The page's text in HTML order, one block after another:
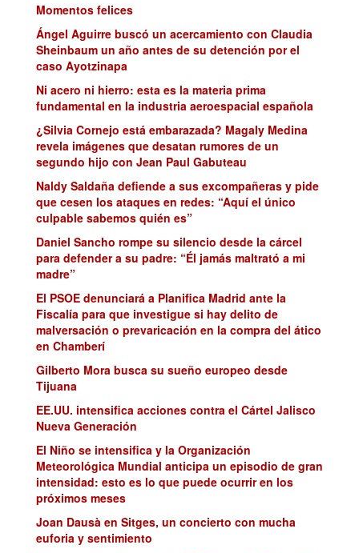
Momentos felices
Ángel Aguirre buscó un acercamiento con Claudia
Sheinbaum un año antes de su detención por el
caso Ayotzinapa
Ni acero ni hierro: esta es la materia prima
fundamental en la industria aeroespacial española
¿Silvia Cornejo está embarazada? Magaly Medina
revela imágenes que desatan rumores de un
segundo hijo con Jean Paul Gabuteau
Naldy Saldaña defiende a sus excompañeras y pide
que cesen los ataques en redes: “Aquí el único
culpable sabemos quién es”
Daniel Sancho rompe su silencio desde la cárcel
para defender a su padre: “Él jamás maltrató a mi
madre”
El PSOE denunciará a Planifica Madrid ante la
Fiscalía para que investigue si hay delito de
malversación o prevaricación en la compra del ático
en Chamberí
Gilberto Mora busca su sueño europeo desde
Tijuana
EE.UU. intensifica acciones contra el Cártel Jalisco
Nueva Generación
El Niño se intensifica y la Organización
Meteorológica Mundial anticipa un episodio de gran
intensidad: esto es lo que puede ocurrir en los
próximos meses
Joan Dausà en Sitges, un concierto con mucha
euforia y sentimiento